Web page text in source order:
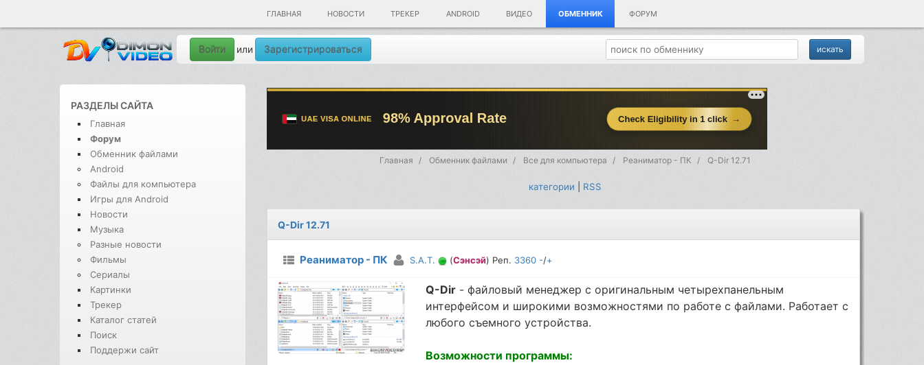
ГЛАВНАЯ НОВОСТИ ТРЕКЕР ANDROID ВИДЕО ОБМЕННИК ФОРУМ
Войти или Зарегистрироваться
РАЗДЕЛЫ САЙТА
Главная
Форум
Обменник файлами
Android
Файлы для компьютера
Игры для Android
Новости
Музыка
Разные новости
Фильмы
Сериалы
Картинки
Трекер
Каталог статей
Поиск
Поддержи сайт
Главная Обменник файлами Все для компьютера Реаниматор - ПК Q-Dir 12.71
категории RSS
Q-Dir 12.71
Реаниматор - ПК S.A.T. (Сэнсэй) Реп. 3360 -/+
Q-Dir - файловый менеджер с оригинальным четырехпанельным
интерфейсом и широкими возможностями по работе с файлами. Работает с
любого съемного устройства.
Возможности программы: